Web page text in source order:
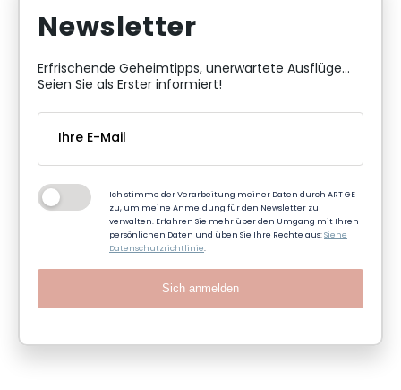
Newsletter
Erfrischende Geheimtipps, unerwartete Ausflüge...
Seien Sie als Erster informiert!
Ich stimme der Verarbeitung meiner Daten durch ART GE
zu, um meine Anmeldung für den Newsletter zu
verwalten. Erfahren Sie mehr über den Umgang mit Ihren
persönlichen Daten und üben Sie Ihre Rechte aus:Siehe
Datenschutzrichtlinie.
Sich anmelden